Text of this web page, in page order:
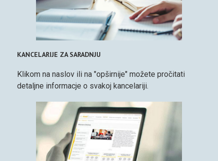
KANCELARIJE ZA SARADNJU
Klikom na naslov ili na "opširnije" možete pročitati
detaljne informacje o svakoj kancelariji.